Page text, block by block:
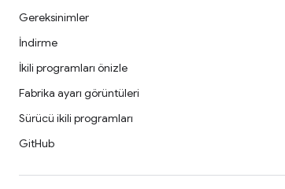
Gereksinimler
İndirme
İkili programları önizle
Fabrika ayarı görüntüleri
Sürücü ikili programları
GitHub